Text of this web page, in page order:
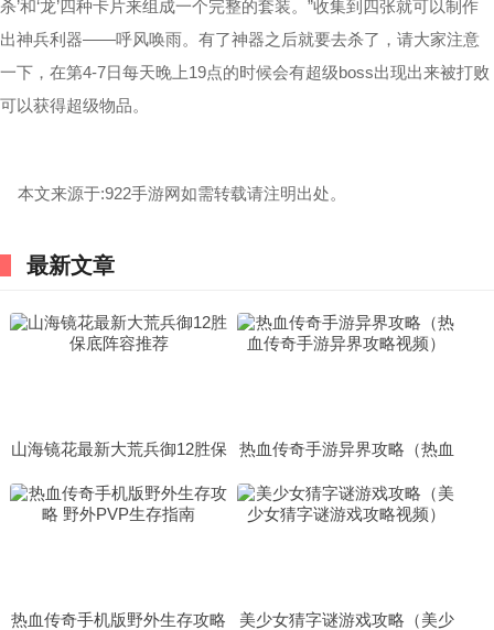
杀’和‘龙’四种卡片来组成一个完整的套装。”收集到四张就可以制作
出神兵利器——呼风唤雨。有了神器之后就要去杀了，请大家注意
一下，在第4-7日每天晚上19点的时候会有超级boss出现出来被打败
可以获得超级物品。
本文来源于:922手游网如需转载请注明出处。
最新文章
山海镜花最新大荒兵御12胜保
热血传奇手游异界攻略（热血
热血传奇手机版野外生存攻略
美少女猜字谜游戏攻略（美少